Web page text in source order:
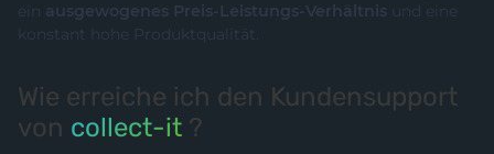
ein ausgewogenes Preis-Leistungs-Verhältnis und eine
konstant hohe Produktqualität.
Wie erreiche ich den Kundensupport
von collect-it ?